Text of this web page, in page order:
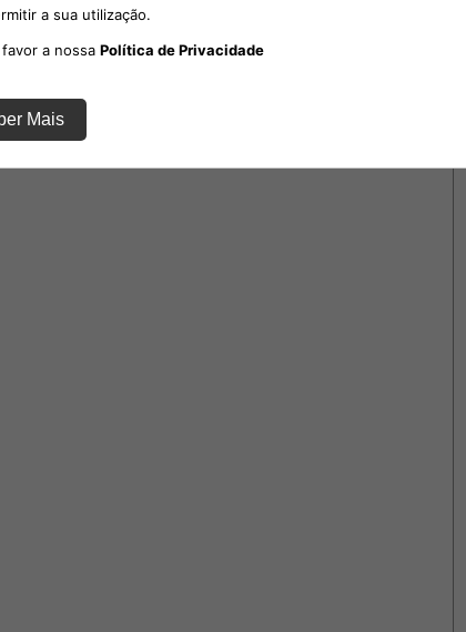
a sua utilização.
a nossa Política de Privacidade
Mais